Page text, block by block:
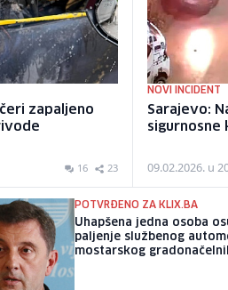
zapaljeno
16 23
NOVI INCIDENT
Sarajevo:
sigurnosne
09.02.2026. u
POTVRĐENO ZA KLIX.BA
Uhapšena jedna osoba
paljenje službenog
mostarskog